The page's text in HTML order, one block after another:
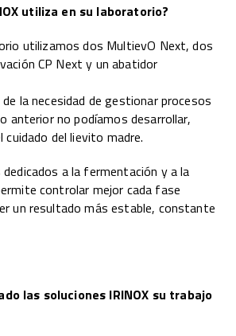
utiliza en su laboratorio?
utilizamos dos MultievO Next, dos
CP Next y un abatidor
la necesidad de gestionar procesos
anterior no podíamos desarrollar,
del lievito madre.
a la fermentación y a la
controlar mejor cada fase
un resultado más estable, constante
las soluciones IRINOX su trabajo